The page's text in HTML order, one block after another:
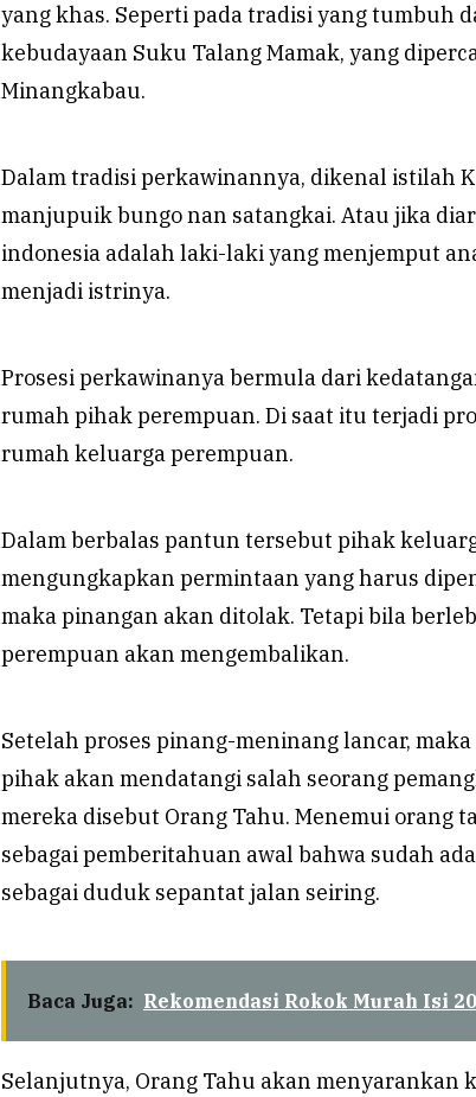
yang khas. Seperti pada tradisi yang tumbuh
kebudayaan Suku Talang Mamak, yang
Minangkabau.
Dalam tradisi perkawinannya, dikenal istilah
manjupuik bungo nan satangkai. Atau jika
indonesia adalah laki-laki yang menjemput
menjadi istrinya.
Prosesi perkawinanya bermula dari
rumah pihak perempuan. Di saat itu terjadi
rumah keluarga perempuan.
Dalam berbalas pantun tersebut pihak
mengungkapkan permintaan yang harus
maka pinangan akan ditolak. Tetapi bila
perempuan akan mengembalikan.
Setelah proses pinang-meninang lancar,
pihak akan mendatangi salah seorang
mereka disebut Orang Tahu. Menemui orang
sebagai pemberitahuan awal bahwa sudah
sebagai duduk sepantat jalan seiring.
Baca Juga: Rekomendasi Rokok Murah Isi
Selanjutnya, Orang Tahu akan menyarankan